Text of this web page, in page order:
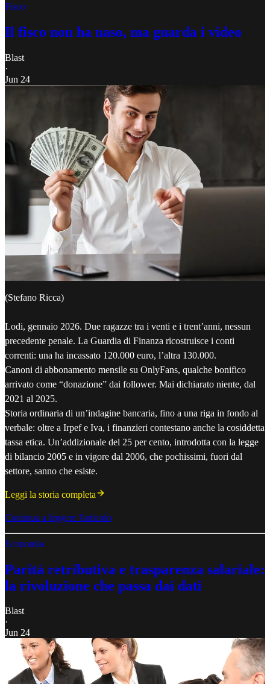
Fisco
Il fisco non ha naso, ma guarda i video
Blast
·
Jun 24
(Stefano Ricca)
Lodi, gennaio 2026. Due ragazze tra i venti e i trent’anni, nessun
precedente penale. La Guardia di Finanza ricostruisce i conti
correnti: una ha incassato 120.000 euro, l’altra 130.000.
Canoni di abbonamento mensile su OnlyFans, qualche bonifico
arrivato come “donazione” dai follower. Mai dichiarato niente, dal
2021 al 2025.
Storia ordinaria di un’indagine bancaria, fino a una riga in fondo al
verbale: oltre a Irpef e Iva, i finanzieri contestano anche la cosiddetta
tassa etica. Un’addizionale del 25 per cento, introdotta con la legge
di bilancio 2005 e in vigore dal 2006, che pochissimi, fuori dal
settore, sanno che esiste.
Leggi la storia completa
Continua a leggere l'articolo
Economia
Parità retributiva e trasparenza salariale:
la rivoluzione che passa dai dati
Blast
·
Jun 24